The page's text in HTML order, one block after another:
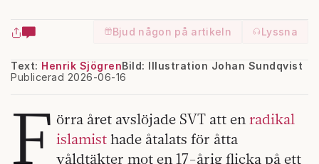
Bjud någon på artikeln Lyssna
Text: Henrik Sjögren
Publicerad 2026-06-16
Bild: Illustration Johan Sundqvist
F örra året avslöjade SVT att enradikal
islamist hade åtalats för åtta
våldtäkter mot en 17-årig flicka på ett